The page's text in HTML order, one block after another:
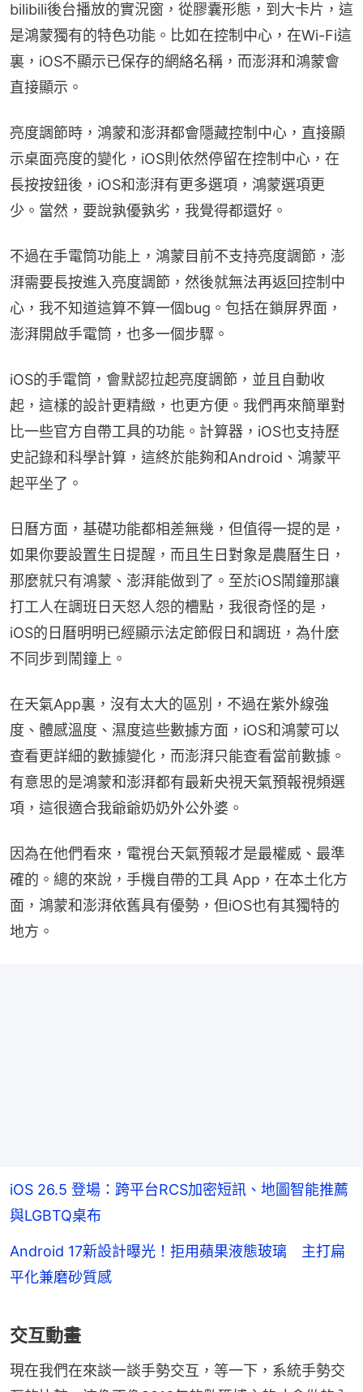
bilibili後台播放的實況窗，從膠囊形態，到大卡片，這
是鴻蒙獨有的特色功能。比如在控制中心，在Wi-Fi這
裏，iOS不顯示已保存的網絡名稱，而澎湃和鴻蒙會
直接顯示。
亮度調節時，鴻蒙和澎湃都會隱藏控制中心，直接顯
示桌面亮度的變化，iOS則依然停留在控制中心，在
長按按鈕後，iOS和澎湃有更多選項，鴻蒙選項更
少。當然，要說孰優孰劣，我覺得都還好。
不過在手電筒功能上，鴻蒙目前不支持亮度調節，澎
湃需要長按進入亮度調節，然後就無法再返回控制中
心，我不知道這算不算一個bug。包括在鎖屏界面，
澎湃開啟手電筒，也多一個步驟。
iOS的手電筒，會默認拉起亮度調節，並且自動收
起，這樣的設計更精緻，也更方便。我們再來簡單對
比一些官方自帶工具的功能。計算器，iOS也支持歷
史記錄和科學計算，這終於能夠和Android、鴻蒙平
起平坐了。
日曆方面，基礎功能都相差無幾，但值得一提的是，
如果你要設置生日提醒，而且生日對象是農曆生日，
那麼就只有鴻蒙、澎湃能做到了。至於iOS鬧鐘那讓
打工人在調班日天怒人怨的槽點，我很奇怪的是，
iOS的日曆明明已經顯示法定節假日和調班，為什麼
不同步到鬧鐘上。
在天氣App裏，沒有太大的區別，不過在紫外線強
度、體感溫度、濕度這些數據方面，iOS和鴻蒙可以
查看更詳細的數據變化，而澎湃只能查看當前數據。
有意思的是鴻蒙和澎湃都有最新央視天氣預報視頻選
項，這很適合我爺爺奶奶外公外婆。
因為在他們看來，電視台天氣預報才是最權威、最準
確的。總的來說，手機自帶的工具 App，在本土化方
面，鴻蒙和澎湃依舊具有優勢，但iOS也有其獨特的
地方。
iOS 26.5 登場：跨平台RCS加密短訊、地圖智能推薦
與LGBTQ桌布
Android 17新設計曝光！拒用蘋果液態玻璃 主打扁
平化兼磨砂質感
交互動畫
現在我們在來談一談手勢交互，等一下，系統手勢交